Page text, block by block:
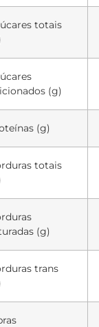
totais
(g)
(g)
totais
(g)
trans